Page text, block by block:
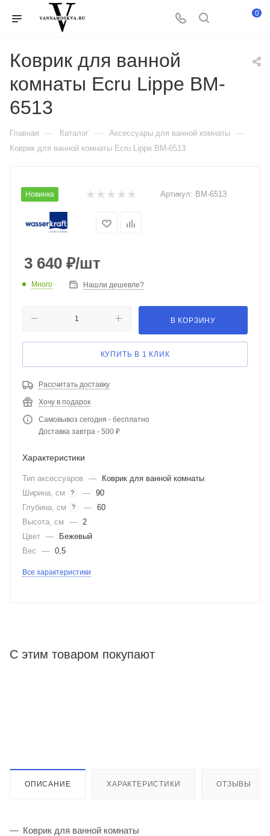
0
Коврик для ванной
комнаты Ecru Lippe BM-
6513
Главная — Каталог — Аксессуары для ванной комнаты —
Коврик для ванной комнаты Ecru Lippe BM-6513
Новинка Артикул: BM-6513
3 640 ₽/шт
Много Нашли дешевле?
В КОРЗИНУ
КУПИТЬ В 1 КЛИК
Рассчитать доставку
Хочу в подарок
Самовывоз сегодня - бесплатно
Доставка завтра - 500 ₽
Характеристики
Тип аксессуаров —
Коврик для ванной комнаты
Ширина, см
? — 90
Глубина, см
? — 60
Высота, см
—
2
Цвет —
Бежевый
Вес
— 0,5
Все характеристики
С этим товаром покупают
ОПИСАНИЕ ХАРАКТЕРИСТИКИ ОТЗЫВЫ
Коврик для ванной комнаты